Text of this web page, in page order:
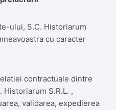
ului, S.C. Historiarum
cu caracter
contractuale dintre
Historiarum S.R.L. ,
validarea, expedierea